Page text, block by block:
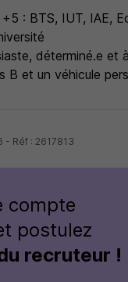
: BTS, IUT, IAE,
déterminé.e et
B et un véhicule
- Réf : 2617813
compte
postulez
recruteur !